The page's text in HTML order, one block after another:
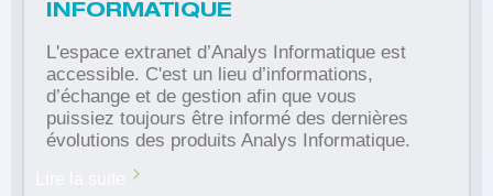
INFORMATIQUE
L'espace extranet d’Analys Informatique est
accessible. C'est un lieu d’informations,
d’échange et de gestion afin que vous
puissiez toujours être informé des dernières
évolutions des produits Analys Informatique.